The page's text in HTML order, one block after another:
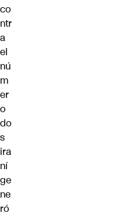
co
ntr
a
el
nú
m
er
o
do
s
ira
ní
ge
ne
ró